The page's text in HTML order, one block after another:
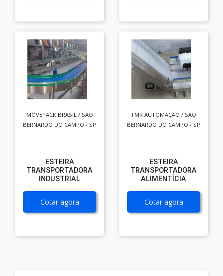
MOVEPACK BRASIL / SÃO
BERNARDO DO CAMPO - SP
ESTEIRA
TRANSPORTADORA
INDUSTRIAL
Cotar agora
TMR AUTOMAÇÃO / SÃO
BERNARDO DO CAMPO - SP
ESTEIRA
TRANSPORTADORA
ALIMENTÍCIA
Cotar agora